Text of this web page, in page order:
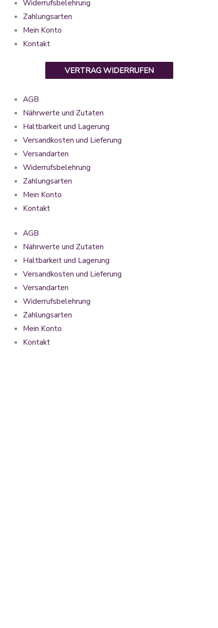
Widerrufsbelehrung
Zahlungsarten
Mein Konto
Kontakt
VERTRAG WIDERRUFEN
AGB
Nährwerte und Zutaten
Haltbarkeit und Lagerung
Versandkosten und Lieferung
Versandarten
Widerrufsbelehrung
Zahlungsarten
Mein Konto
Kontakt
AGB
Nährwerte und Zutaten
Haltbarkeit und Lagerung
Versandkosten und Lieferung
Versandarten
Widerrufsbelehrung
Zahlungsarten
Mein Konto
Kontakt